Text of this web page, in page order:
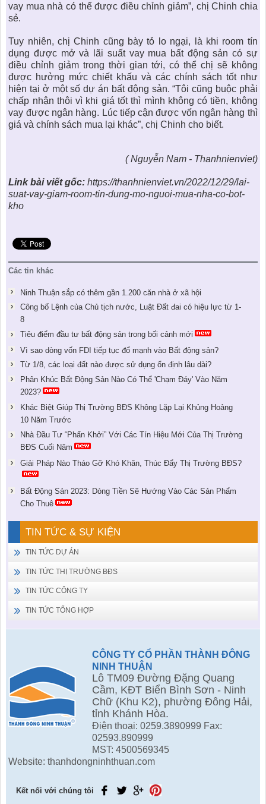
vay mua nhà có thể được điều chỉnh giảm”, chị Chinh chia
sẻ.
Tuy nhiên, chị Chinh cũng bày tỏ lo ngại, là khi room tín
dụng được mở và lãi suất vay mua bất động sản có sự
điều chỉnh giảm trong thời gian tới, có thể chị sẽ không
được hưởng mức chiết khấu và các chính sách tốt như
hiện tại ở một số dự án bất động sản. “Tôi cũng buộc phải
chấp nhận thôi vì khi giá tốt thì mình không có tiền, không
vay được ngân hàng. Lúc tiếp cận được vốn ngân hàng thì
giá và chính sách mua lại khác”, chị Chinh cho biết.
( Nguyễn Nam - Thanhnienviet)
Link bài viết gốc: https://thanhnienviet.vn/2022/12/29/lai-
suat-vay-giam-room-tin-dung-mo-nguoi-mua-nha-co-bot-
kho
Các tin khác
Ninh Thuận sắp có thêm gần 1.200 căn nhà ở xã hội
Công bố Lệnh của Chủ tịch nước, Luật Đất đai có hiệu lực từ 1-
8
Tiêu điểm đầu tư bất động sản trong bối cảnh mới
Vì sao dòng vốn FDI tiếp tục đổ mạnh vào Bất động sản?
Từ 1/8, các loại đất nào được sử dụng ổn định lâu dài?
Phân Khúc Bất Động Sản Nào Có Thể 'Chạm Đáy' Vào Năm
2023?
Khác Biệt Giúp Thị Trường BĐS Không Lặp Lại Khủng Hoảng
10 Năm Trước
Nhà Đầu Tư “Phấn Khởi” Với Các Tín Hiệu Mới Của Thị Trường
BĐS Cuối Năm
Giải Pháp Nào Tháo Gỡ Khó Khăn, Thúc Đẩy Thị Trường BĐS?
Bất Động Sản 2023: Dòng Tiền Sẽ Hướng Vào Các Sản Phẩm
Cho Thuê
TIN TỨC & SỰ KIỆN
TIN TỨC DỰ ÁN
TIN TỨC THỊ TRƯỜNG BĐS
TIN TỨC CÔNG TY
TIN TỨC TỔNG HỢP
CÔNG TY CỔ PHẦN THÀNH ĐÔNG
NINH THUẬN
Lô TM09 Đường Đặng Quang
Cầm, KĐT Biển Bình Sơn - Ninh
Chữ (Khu K2), phường Đông Hải,
tỉnh Khánh Hòa.
Điện thoại: 0259.3890999 Fax:
02593.890999
MST: 4500569345
Website: thanhdongninhthuan.com
Kết nối với chúng tôi